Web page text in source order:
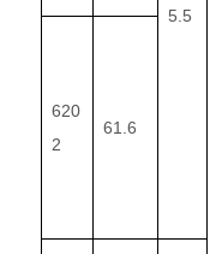
5.5
620
2
61.6